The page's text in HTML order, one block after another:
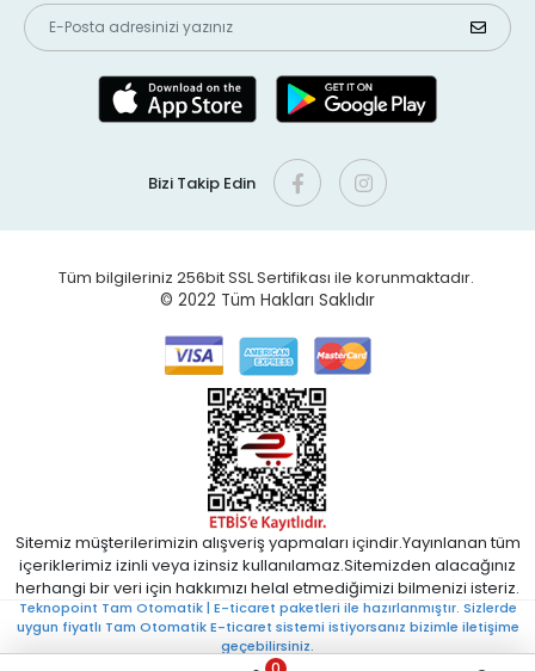
Bizi Takip Edin
Tüm bilgileriniz 256bit SSL Sertifikası ile korunmaktadır.
© 2022 Tüm Hakları Saklıdır
Sitemiz müşterilerimizin alışveriş yapmaları içindir.Yayınlanan tüm
içeriklerimiz izinli veya izinsiz kullanılamaz.Sitemizden alacağınız
herhangi bir veri için hakkımızı helal etmediğimizi bilmenizi isteriz.
Teknopoint Tam Otomatik | E-ticaret paketleri ile hazırlanmıştır. Sizlerde
uygun fiyatlı Tam Otomatik E-ticaret sistemi istiyorsanız bizimle iletişime
geçebilirsiniz.